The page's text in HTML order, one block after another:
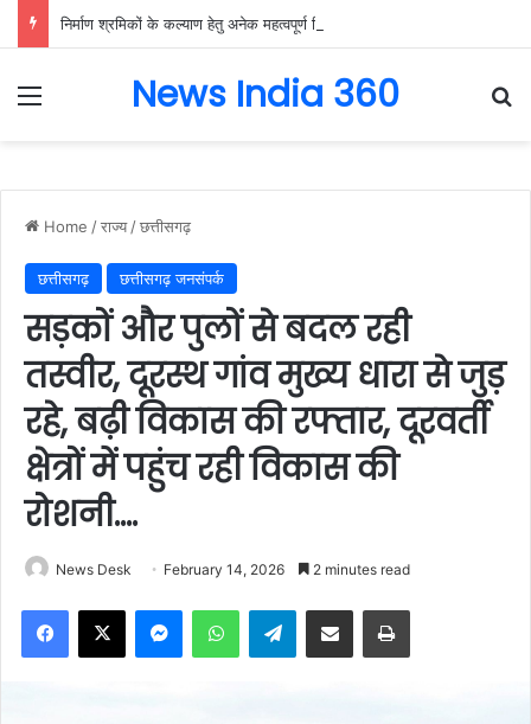
Menu News India 360
Home /राज्य /छत्तीसगढ़
छत्तीसगढ़ छत्तीसगढ़ जनसंपर्क
सड़कों और पुलों से बदल रही
तस्वीर, दूरस्थ गांव मुख्य धारा से जुड़
रहे, बढ़ी विकास की रफ्तार, दूरवर्ती
क्षेत्रों में पहुंच रही विकास की
रोशनी….
News Desk February 14, 2026 2 minutes read
Facebook
X MessengerWhatsAppTelegramShare via Email Print